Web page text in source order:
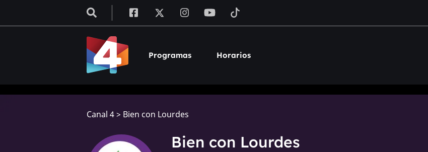
Programas Horarios
Canal 4> Bien con Lourdes
Bien con Lourdes